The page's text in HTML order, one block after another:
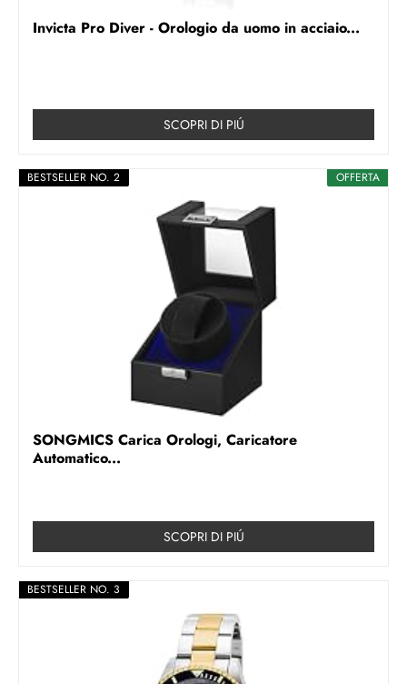
Invicta Pro Diver - Orologio da uomo in acciaio...
SCOPRI DI PIÚ
OFFERTA
BESTSELLER NO. 2
SONGMICS Carica Orologi, Caricatore
Automatico...
SCOPRI DI PIÚ
BESTSELLER NO. 3